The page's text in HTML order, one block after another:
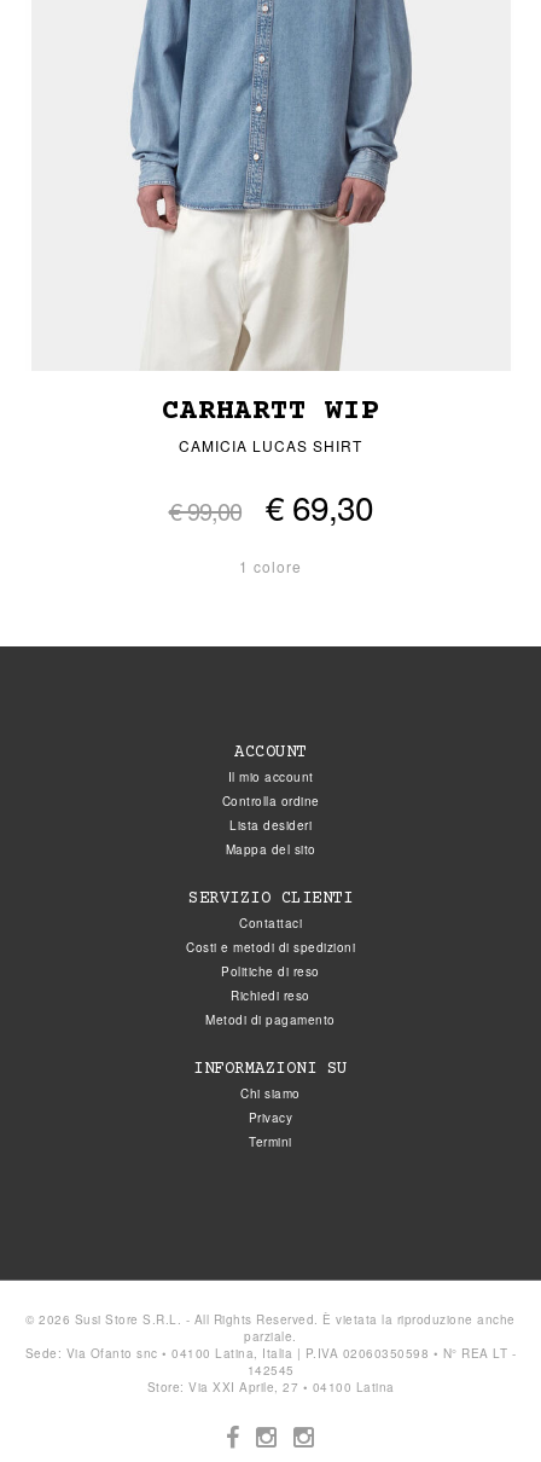
CARHARTT WIP
CAMICIA LUCAS SHIRT
€ 99,00 € 69,30
1 colore
ACCOUNT
Il mio account
Controlla ordine
Lista desideri
Mappa del sito
SERVIZIO CLIENTI
Contattaci
Costi e metodi di spedizioni
Politiche di reso
Richiedi reso
Metodi di pagamento
INFORMAZIONI SU
Chi siamo
Privacy
Termini
© 2026 Susi Store S.R.L. - All Rights Reserved. È vietata la riproduzione anche
parziale.
Sede: Via Ofanto snc • 04100 Latina, Italia | P.IVA 02060350598 • N° REA LT -
142545
Store: Via XXI Aprile, 27 • 04100 Latina